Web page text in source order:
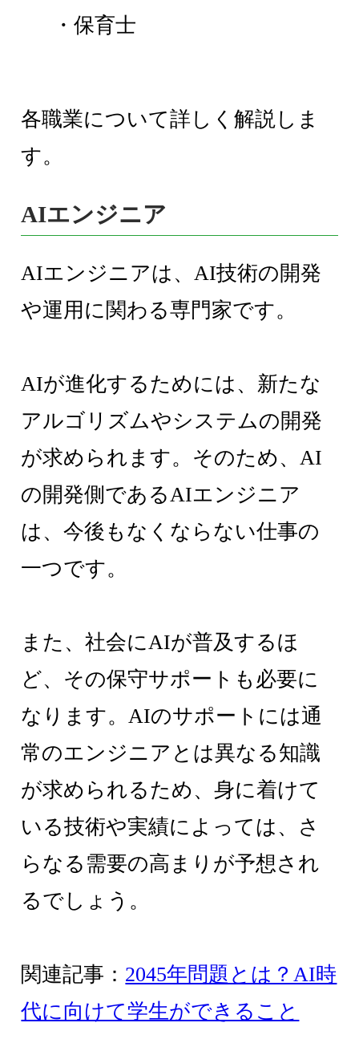
・保育士
各職業について詳しく解説しま
す。
AIエンジニア
AIエンジニアは、AI技術の開発
や運用に関わる専門家です。
AIが進化するためには、新たな
アルゴリズムやシステムの開発
が求められます。そのため、AI
の開発側であるAIエンジニア
は、今後もなくならない仕事の
一つです。
また、社会にAIが普及するほ
ど、その保守サポートも必要に
なります。AIのサポートには通
常のエンジニアとは異なる知識
が求められるため、身に着けて
いる技術や実績によっては、さ
らなる需要の高まりが予想され
るでしょう。
関連記事： 2045年問題とは？AI時
代に向けて学生ができること